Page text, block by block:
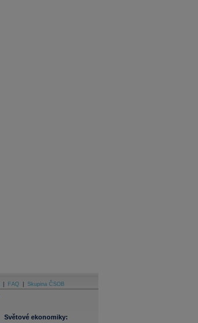
FAQ Skupina ČSOB
Světové ekonomiky: